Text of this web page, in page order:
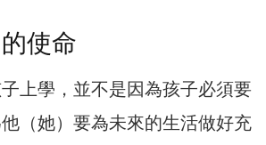
使命
上學，並不是因為孩子必須要
（她）要為未來的生活做好充